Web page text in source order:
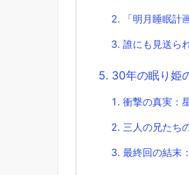
「明月睡眠計
誰にも見送ら
30年の眠り姫
衝撃の真実：
三人の兄たち
最終回の結末